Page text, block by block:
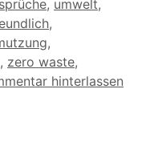
sprüche, umwelt,
,
,
, zero waste,
hinterlassen